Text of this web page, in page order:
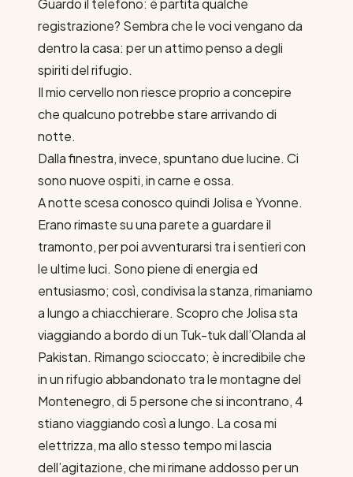
Guardo il telefono: è partita qualche
registrazione? Sembra che le voci vengano da
dentro la casa: per un attimo penso a degli
spiriti del rifugio.
Il mio cervello non riesce proprio a concepire
che qualcuno potrebbe stare arrivando di
notte.
Dalla finestra, invece, spuntano due lucine. Ci
sono nuove ospiti, in carne e ossa.
A notte scesa conosco quindi Jolisa e Yvonne.
Erano rimaste su una parete a guardare il
tramonto, per poi avventurarsi tra i sentieri con
le ultime luci. Sono piene di energia ed
entusiasmo; così, condivisa la stanza, rimaniamo
a lungo a chiacchierare. Scopro che Jolisa sta
viaggiando a bordo di un Tuk-tuk dall’Olanda al
Pakistan. Rimango scioccato; è incredibile che
in un rifugio abbandonato tra le montagne del
Montenegro, di 5 persone che si incontrano, 4
stiano viaggiando così a lungo. La cosa mi
elettrizza, ma allo stesso tempo mi lascia
dell’agitazione, che mi rimane addosso per un